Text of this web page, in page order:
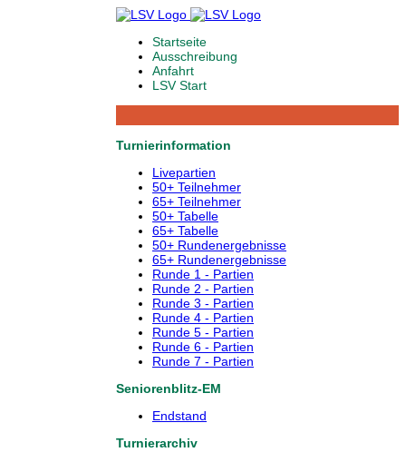
Startseite
Ausschreibung
Anfahrt
LSV Start
Turnierinformation
Livepartien
50+ Teilnehmer
65+ Teilnehmer
50+ Tabelle
65+ Tabelle
50+ Rundenergebnisse
65+ Rundenergebnisse
Runde 1 - Partien
Runde 2 - Partien
Runde 3 - Partien
Runde 4 - Partien
Runde 5 - Partien
Runde 6 - Partien
Runde 7 - Partien
Seniorenblitz-EM
Endstand
Turnierarchiv